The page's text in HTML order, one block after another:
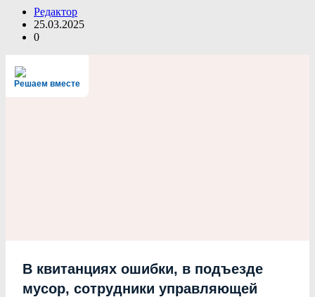
Редактор
25.03.2025
0
Решаем вместе
В квитанциях ошибки, в подъезде
мусор, сотрудники управляющей